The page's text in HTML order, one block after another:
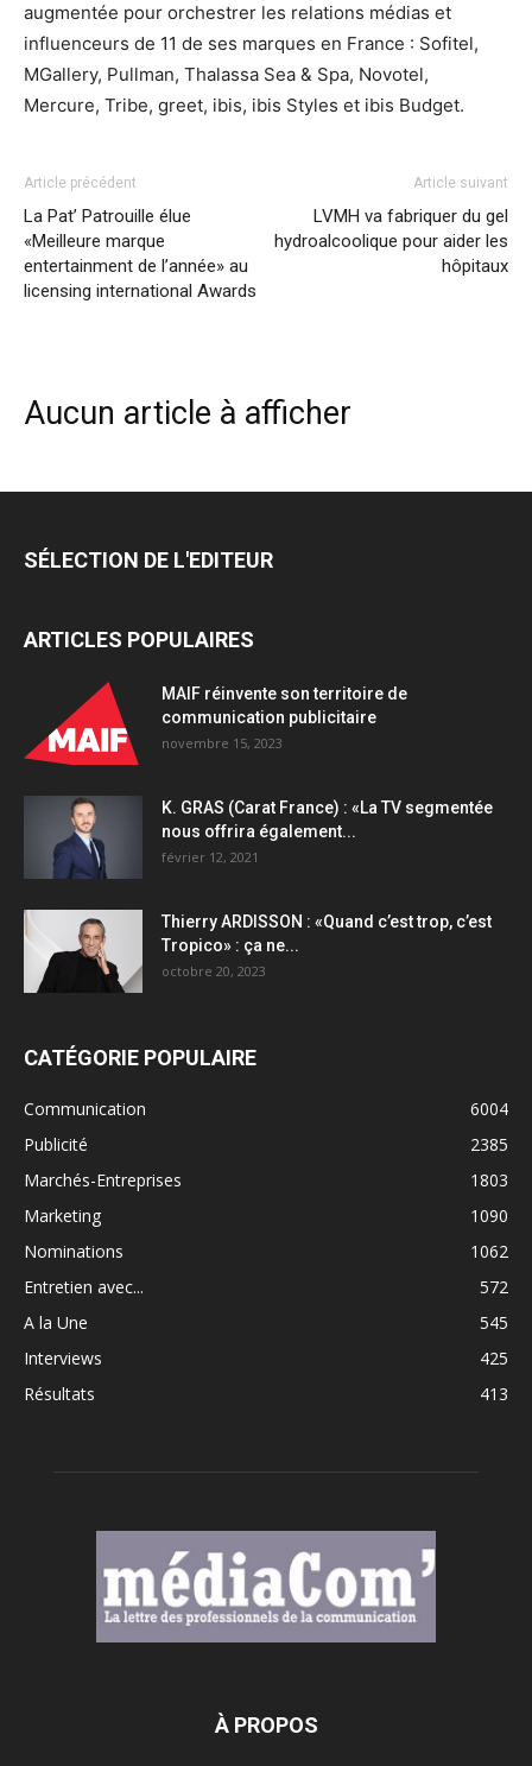
augmentée pour orchestrer les relations médias et
influenceurs de 11 de ses marques en France : Sofitel,
MGallery, Pullman, Thalassa Sea & Spa, Novotel,
Mercure, Tribe, greet, ibis, ibis Styles et ibis Budget.
Article précédent
La Pat’ Patrouille élue
«Meilleure marque
entertainment de l’année» au
licensing international Awards
Article suivant
LVMH va fabriquer du gel
hydroalcoolique pour aider les
hôpitaux
Aucun article à afficher
SÉLECTION DE L'EDITEUR
ARTICLES POPULAIRES
MAIF réinvente son territoire de
communication publicitaire
novembre 15, 2023
K. GRAS (Carat France) : «La TV segmentée
nous offrira également...
février 12, 2021
Thierry ARDISSON : «Quand c’est trop, c’est
Tropico» : ça ne...
octobre 20, 2023
CATÉGORIE POPULAIRE
Communication
6004
Publicité
2385
Marchés-Entreprises
1803
Marketing
1090
Nominations
1062
Entretien avec...
572
A la Une
545
Interviews
425
Résultats
413
À PROPOS